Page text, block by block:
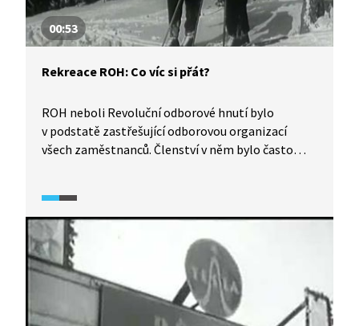
00:53
Rekreace ROH: Co víc si přát?
ROH neboli Revoluční odborové hnutí bylo
v podstatě zastřešující odborovou organizací
všech zaměstnanců. Členství v něm bylo často
a rekreačních zařízení. Podívejte se na dobový
materiál propagující rekreace ROH.